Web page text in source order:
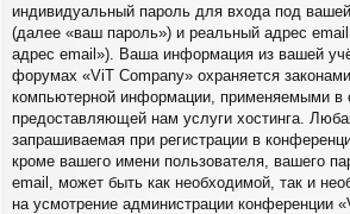
индивидуальный пароль для входа под
(далее «ваш пароль») и реальный адрес
адрес email»). Ваша информация из вашей
форумах «ViT Company» охраняется
компьютерной информации, применяемыми в
предоставляющей нам услуги хостинга.
запрашиваемая при регистрации в
кроме вашего имени пользователя, вашего
email, может быть как необходимой, так и
на усмотрение администрации конференции